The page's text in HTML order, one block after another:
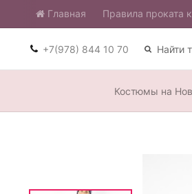
Главная ​Правила проката
+7(978) 844 10 70
Костюмы на